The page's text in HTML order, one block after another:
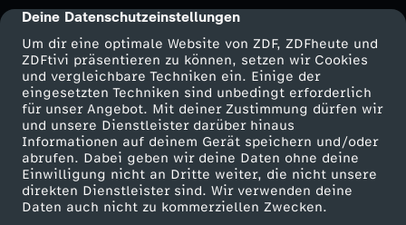
cmp-dialog-description
Deine Datenschutzeinstellungen
Um dir eine optimale Website von ZDF, ZDFheute und
ZDFtivi präsentieren zu können, setzen wir Cookies
und vergleichbare Techniken ein. Einige der
eingesetzten Techniken sind unbedingt erforderlich
für unser Angebot. Mit deiner Zustimmung dürfen wir
und unsere Dienstleister darüber hinaus
Informationen auf deinem Gerät speichern und/oder
abrufen. Dabei geben wir deine Daten ohne deine
Einwilligung nicht an Dritte weiter, die nicht unsere
direkten Dienstleister sind. Wir verwenden deine
Daten auch nicht zu kommerziellen Zwecken.
1
2
.
F
e
Mehr ZDF
ZDF-Apps
Smart TV
ZDFtext
Service
ZDFmitreden
Kontakt zum ZDF
Tickets